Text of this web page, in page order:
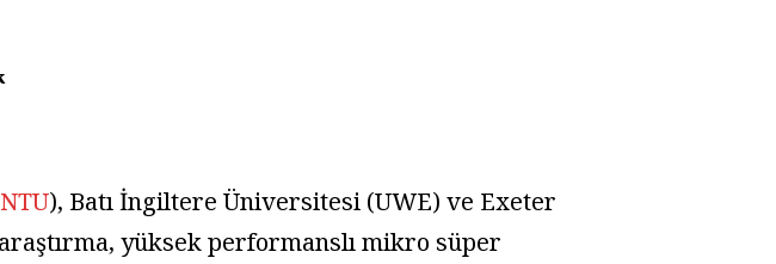
NTU), Batı İngiltere Üniversitesi (UWE) ve Exeter
yüksek performanslı mikro süper